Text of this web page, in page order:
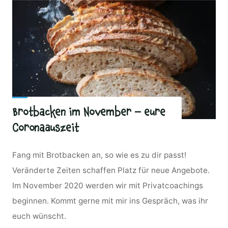
Brotbacken im November – eure
Coronaauszeit
Fang mit Brotbacken an, so wie es zu dir passt!
Veränderte Zeiten schaffen Platz für neue Angebote.
Im November 2020 werden wir mit Privatcoachings
beginnen. Kommt gerne mit mir ins Gespräch, was ihr
euch wünscht.